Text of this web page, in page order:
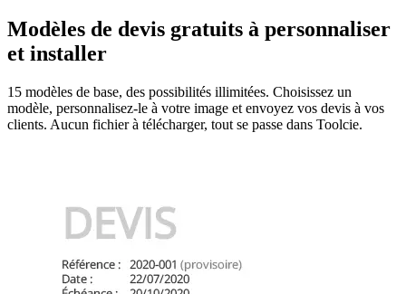
Modèles de devis gratuits à personnaliser
et installer
15 modèles de base, des possibilités illimitées. Choisissez un
modèle, personnalisez-le à votre image et envoyez vos devis à vos
clients. Aucun fichier à télécharger, tout se passe dans Toolcie.